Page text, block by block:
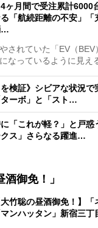
4ヶ月間で受注累計6000
「航続距離の不安」「
…
されていた「EV（BEV
なっているように見え
を検証》シビアな状況
ーボ」と「スト…
「これが軽？」と戸惑
ス」さらなる躍進…
御免！」
大竹聡の昼酒御免！】「
マンハッタン」新宿三